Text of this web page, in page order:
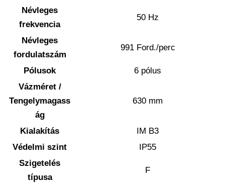
Névleges
frekvencia
50 Hz
Névleges
fordulatszám
991 Ford./perc
Pólusok
6 pólus
Vázméret /
Tengelymagass
ág
630 mm
Kialakítás
IM B3
Védelmi szint
IP55
Szigetelés
típusa
F